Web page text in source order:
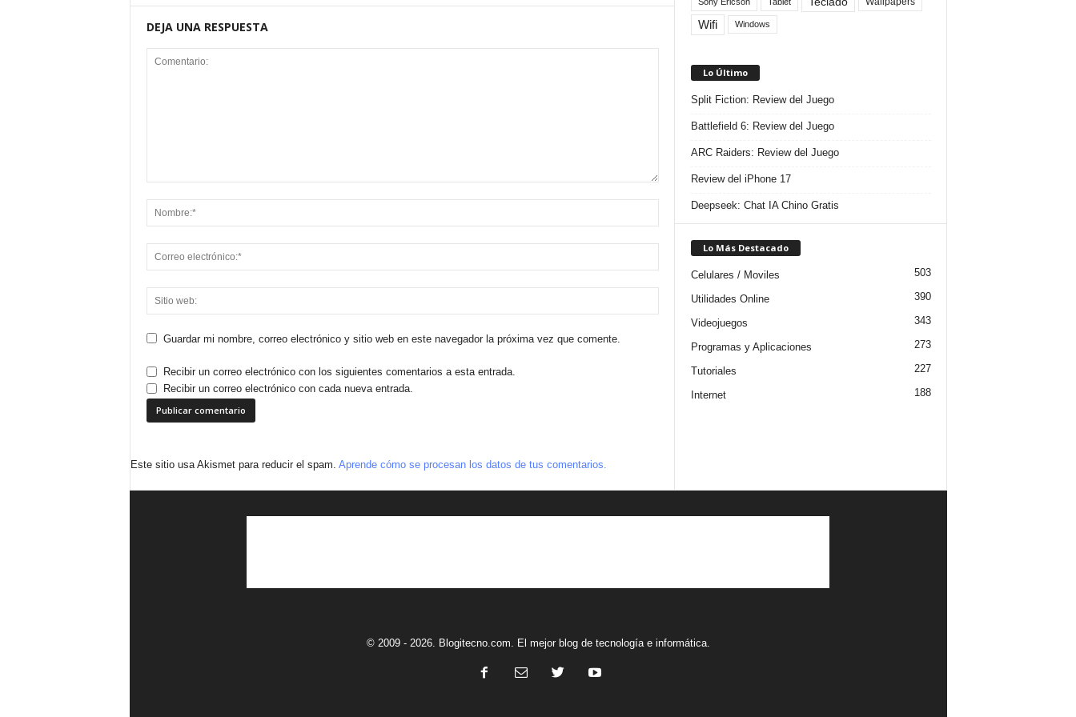
DEJA UNA RESPUESTA
Guardar mi nombre, correo electrónico y sitio web en este navegador la próxima vez que comente.
Recibir un correo electrónico con los siguientes comentarios a esta entrada.
Recibir un correo electrónico con cada nueva entrada.
Este sitio usa Akismet para reducir el spam. Aprende cómo se procesan los datos de tus comentarios.
Wifi Windows
Lo Último
Split Fiction: Review del Juego
Battlefield 6: Review del Juego
ARC Raiders: Review del Juego
Review del iPhone 17
Deepseek: Chat IA Chino Gratis
Lo Más Destacado
Celulares / Moviles 503
Utilidades Online 390
Videojuegos 343
Programas y Aplicaciones 273
Tutoriales 227
Internet 188
© 2009 - 2026. Blogitecno.com. El mejor blog de tecnología e informática.